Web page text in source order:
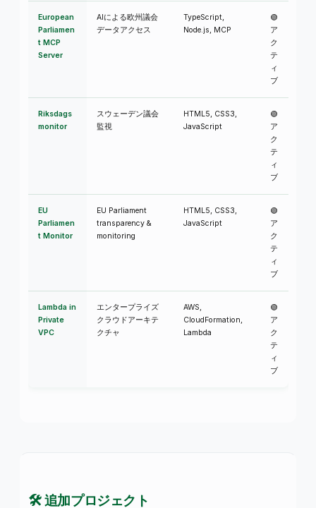
European
Parliamen
t MCP
Server
AIによる欧州議会
データアクセス
TypeScript,
Node.js, MCP
🟢
ア
ク
テ
ィ
ブ
Riksdags
monitor
スウェーデン議会
監視
HTML5, CSS3,
JavaScript
🟢
ア
ク
テ
ィ
ブ
EU
Parliamen
t Monitor
EU Parliament
transparency &
monitoring
HTML5, CSS3,
JavaScript
🟢
ア
ク
テ
ィ
ブ
Lambda in
Private
VPC
エンタープライズ
クラウドアーキテ
クチャ
AWS,
CloudFormation,
Lambda
🟢
ア
ク
テ
ィ
ブ
🛠️ 追加プロジェクト